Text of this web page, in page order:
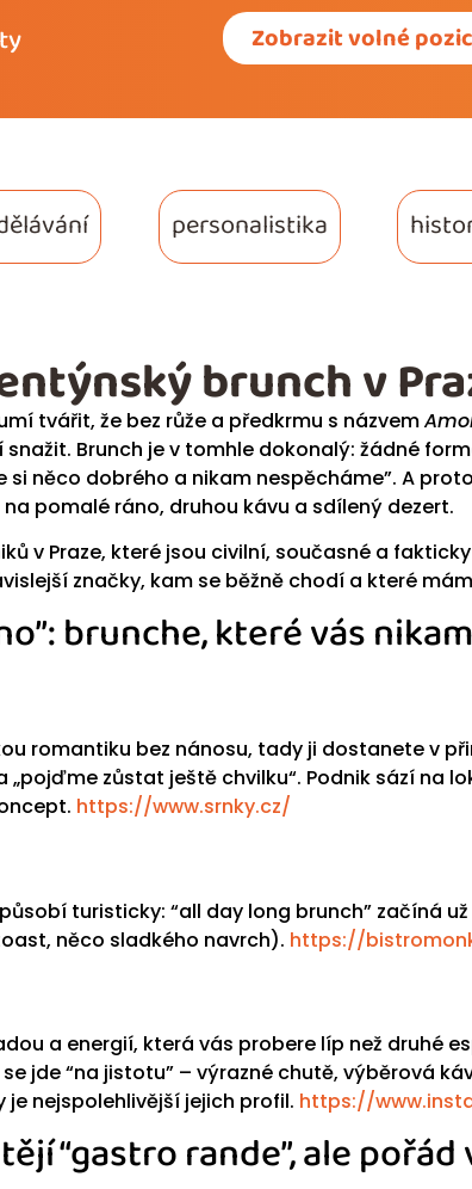
Zobrazit volné
personalistika
tvářit, že bez růže a předkrmu s názvem
Brunch je v tomhle dokonalý: žádné
si něco dobrého a nikam nespěcháme”. A
pomalé ráno, druhou kávu a sdílený dezert.
v Praze, které jsou civilní, současné a
značky, kam se běžně chodí a které
brunche, které vás
romantiku bez nánosu, tady ji dostanete v
zůstat ještě chvilku“. Podnik sází na
https://www.srnky.cz/
turisticky: “all day long brunch” začíná
něco sladkého navrch). https://
a energií, která vás probere líp než druhé
jde “na jistotu” – výrazné chutě, výběrová
nejspolehlivější jejich profil. https://
“gastro rande”, ale
brunch v